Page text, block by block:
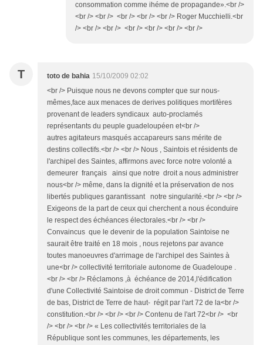
consommation comme ihéme de propagande».<br />
<br /> <br /> <br /> <br /> <br /> Roger Mucchielli.<br
/> <br /> <br /> <br /> <br /> <br /> <br />
T toto de bahia 15/10/2009 02:02
<br /> Puisque nous ne devons compter que sur nous-
mêmes,face aux menaces de derives politiques mortifères
provenant de leaders syndicaux auto-proclamés
représentants du peuple guadeloupéen et<br />
autres agitateurs masqués accapareurs sans mérite de
destins collectifs.<br /> <br /> Nous , Saintois et résidents de
l'archipel des Saintes, affirmons avec force notre volonté a
demeurer français ainsi que notre droit a nous administrer
nous<br /> même, dans la dignité et la préservation de nos
libertés publiques garantissant notre singularité.<br /> <br />
Exigeons de la part de ceux qui cherchent a nous éconduire
le respect des échéances électorales.<br /> <br />
Convaincus que le devenir de la population Saintoise ne
saurait être traité en 18 mois , nous rejetons par avance
toutes manoeuvres d'arrimage de l'archipel des Saintes à
une<br /> collectivité territoriale autonome de Guadeloupe .
<br /> <br /> Réclamons ,à échéance de 2014,l'édification
d'une Collectivité Saintoise de droit commun - District de Terre
de bas, District de Terre de haut- régit par l'art 72 de la<br />
constitution.<br /> <br /> <br /> Contenu de l'art 72<br /> <br
/> <br /> <br /> « Les collectivités territoriales de la
République sont les communes, les départements, les